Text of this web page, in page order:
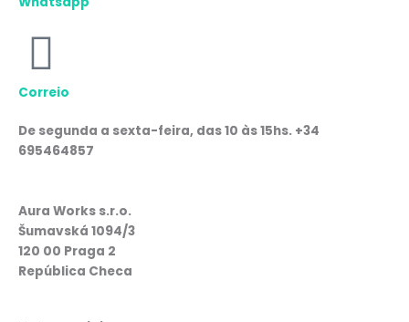
Correio
De segunda a sexta-feira, das 10 às 15hs. +34
695464857
Aura Works s.r.o.
Šumavská 1094/3
120 00 Praga 2
República Checa